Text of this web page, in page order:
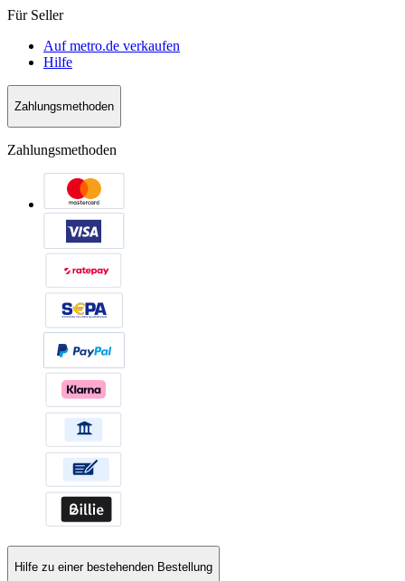
Für Seller
Auf metro.de verkaufen
Hilfe
Zahlungsmethoden
Zahlungsmethoden
Hilfe zu einer bestehenden Bestellung